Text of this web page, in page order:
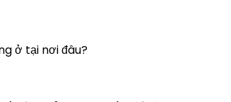
ở tại nơi đâu?